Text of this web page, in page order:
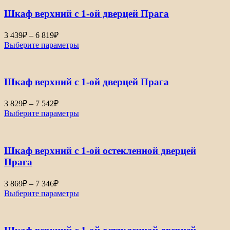
6
Шкаф верхний с 1-ой дверцей Прага
3 439₽ – 6 819₽Диапазон
цен:
3
6
Выберите параметры
Шкаф верхний с 1-ой дверцей Прага
3 829₽ – 7 542₽Диапазон
цен:
3
7
Выберите параметры
Шкаф верхний с 1-ой остекленной дверцей
Прага
3 869₽ – 7 346₽Диапазон
цен:
3
Выберите параметры